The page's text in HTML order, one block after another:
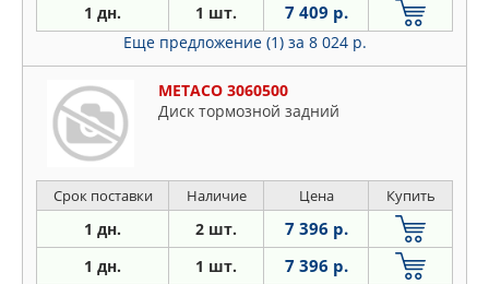
1 дн. 1 шт. 7 409 р.
Еще предложение (1) за 8 024 р.
METACO 3060500
Диск тормозной задний
Срок поставки Наличие Цена Купить
1 дн. 2 шт. 7 396 р.
1 дн. 1 шт. 7 396 р.